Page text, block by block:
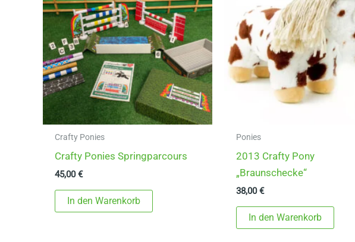
Crafty Ponies
Crafty Ponies Springparcours
45,00€
In den Warenkorb
Ponies
2013 Crafty Pony
„Braunschecke“
38,00€
In den Warenkorb